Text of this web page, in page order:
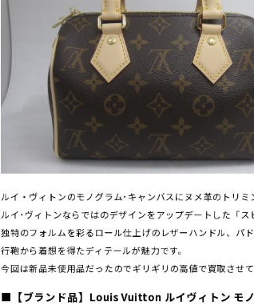
ルイ・ヴィトンのモノグラム･キャンバスにヌメ革のトリ
ルイ･ヴィトンならではのデザインをアップデートした「ス
独特のフォルムを彩るロール仕上げのレザーハンドル、パ
行鞄から着想を得たディテールが魅力です。
今回は新品未使用品だったのでギリギリの高値で買取させて
■【ブランド品】Louis Vuitton ルイヴィトン モ